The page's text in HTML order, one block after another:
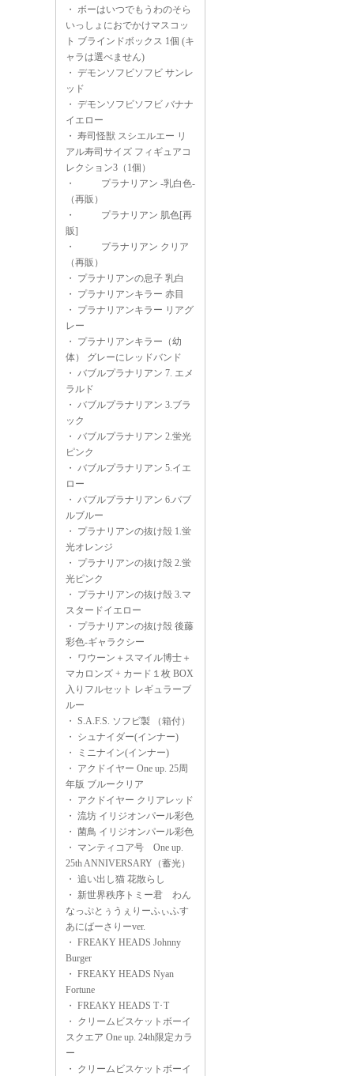
・ ボーはいつでもうわのそら
いっしょにおでかけマスコッ
ト ブラインドボックス 1個 (キ
ャラは選べません)
・ デモンソフビソフビ サンレ
ッド
・ デモンソフビソフビ バナナ
イエロー
・ 寿司怪獣 スシエルエー リ
アル寿司サイズ フィギュアコ
レクション3（1個）
・
プラナリアン -乳白色-
（再販）
・
プラナリアン 肌色[再
販]
・
プラナリアン クリア
（再販）
・ プラナリアンの息子 乳白
・ プラナリアンキラー 赤目
・ プラナリアンキラー リアグ
レー
・ プラナリアンキラー（幼
体） グレーにレッドバンド
・ バブルプラナリアン 7. エメ
ラルド
・ バブルプラナリアン 3.ブラ
ック
・ バブルプラナリアン 2.蛍光
ピンク
・ バブルプラナリアン 5.イエ
ロー
・ バブルプラナリアン 6.バブ
ルブルー
・ プラナリアンの抜け殻 1.蛍
光オレンジ
・ プラナリアンの抜け殻 2.蛍
光ピンク
・ プラナリアンの抜け殻 3.マ
スタードイエロー
・ プラナリアンの抜け殻 後藤
彩色-ギャラクシー
・ ワウーン＋スマイル博士＋
マカロンズ + カード１枚 BOX
入りフルセット レギュラーブ
ルー
・ S.A.F.S. ソフビ製 （箱付）
・ シュナイダー(インナー)
・
ミニナイン(インナー)
・ アクドイヤー One up. 25周
年版 ブルークリア
・ アクドイヤー クリアレッド
・ 流坊 イリジオンパール彩色
・ 菌鳥 イリジオンパール彩色
・ マンティコア号 One up.
25th ANNIVERSARY（蓄光）
・ 追い出し猫 花散らし
・ 新世界秩序トミー君 わん
なっぷとぅうぇりーふぃふす
あにばーさりーver.
・ FREAKY HEADS Johnny
Burger
・ FREAKY HEADS Nyan
Fortune
・ FREAKY HEADS T･T
・ クリームビスケットボーイ
スクエア One up. 24th限定カラ
ー
・ クリームビスケットボーイ